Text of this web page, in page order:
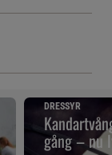
DRESSYR
gång – nu